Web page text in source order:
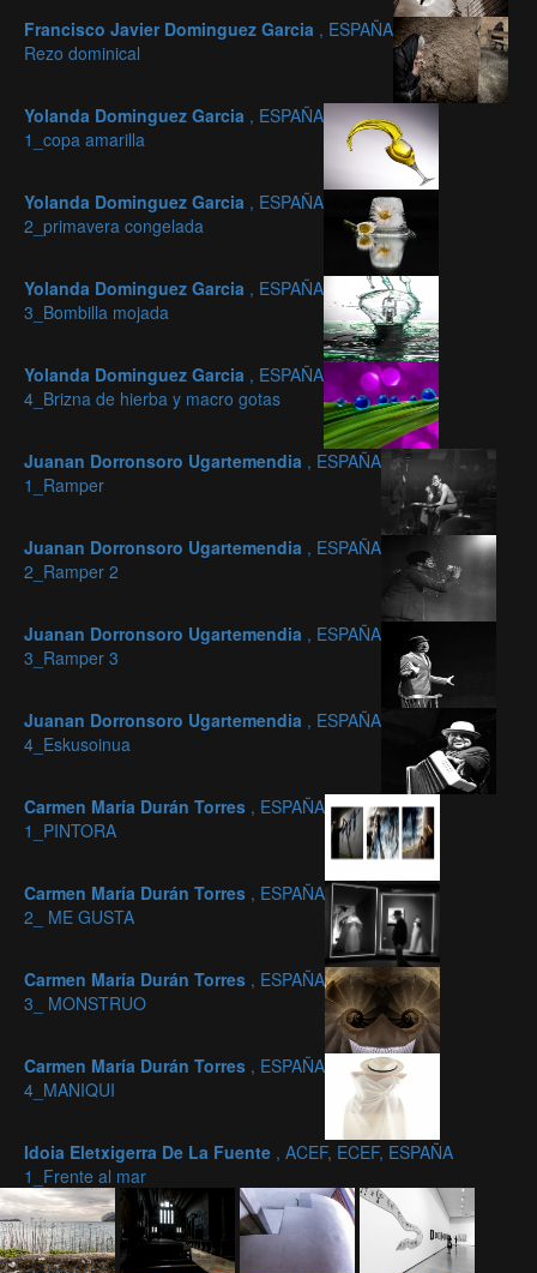
Francisco Javier Dominguez Garcia , ESPAÑA
Rezo dominical
Yolanda Dominguez Garcia , ESPAÑA
1_copa amarilla
Yolanda Dominguez Garcia , ESPAÑA
2_primavera congelada
Yolanda Dominguez Garcia , ESPAÑA
3_Bombilla mojada
Yolanda Dominguez Garcia , ESPAÑA
4_Brizna de hierba y macro gotas
Juanan Dorronsoro Ugartemendia , ESPAÑA
1_Ramper
Juanan Dorronsoro Ugartemendia , ESPAÑA
2_Ramper 2
Juanan Dorronsoro Ugartemendia , ESPAÑA
3_Ramper 3
Juanan Dorronsoro Ugartemendia , ESPAÑA
4_Eskusoinua
Carmen María Durán Torres , ESPAÑA
1_PINTORA
Carmen María Durán Torres , ESPAÑA
2_ ME GUSTA
Carmen María Durán Torres , ESPAÑA
3_ MONSTRUO
Carmen María Durán Torres , ESPAÑA
4_MANIQUI
Idoia Eletxigerra De La Fuente , ACEF, ECEF, ESPAÑA
1_Frente al mar